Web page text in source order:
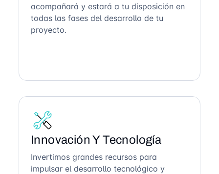
acompañará y estará a tu disposición en
todas las fases del desarrollo de tu
proyecto.
Innovación Y Tecnología
Invertimos grandes recursos para
impulsar el desarrollo tecnológico y